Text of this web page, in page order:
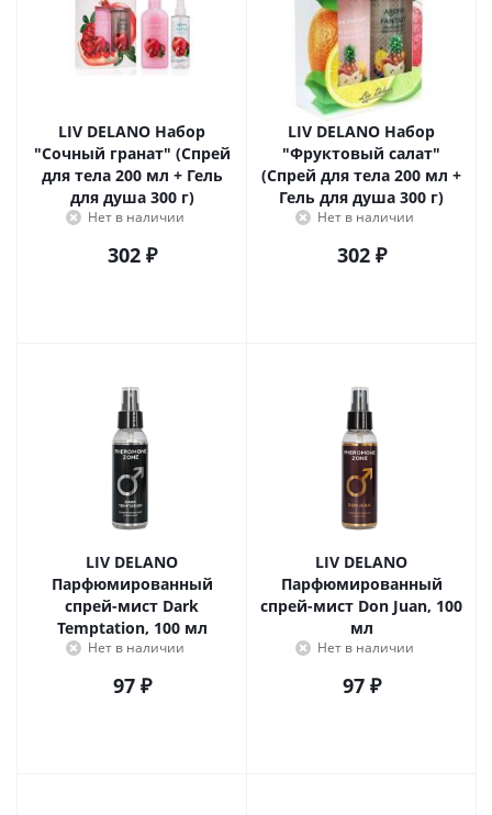
LIV DELANO Набор
"Сочный гранат" (Спрей
для тела 200 мл + Гель
для душа 300 г)
Нет в наличии
302₽
LIV DELANO Набор
"Фруктовый салат"
(Спрей для тела 200 мл +
Гель для душа 300 г)
Нет в наличии
302₽
LIV DELANO
Парфюмированный
спрей-мист Dark
Temptation, 100 мл
Нет в наличии
97₽
LIV DELANO
Парфюмированный
спрей-мист Don Juan, 100
мл
Нет в наличии
97₽